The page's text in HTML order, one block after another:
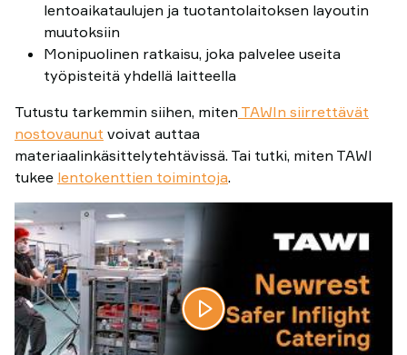
lentoaikataulujen ja tuotantolaitoksen layoutin
muutoksiin
Monipuolinen ratkaisu, joka palvelee useita
työpisteitä yhdellä laitteella
Tutustu tarkemmin siihen, miten TAWIn siirrettävät
nostovaunut voivat auttaa
materiaalinkäsittelytehtävissä. Tai tutki, miten TAWI
tukee lentokenttien toimintoja.